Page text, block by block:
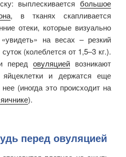
выплескивается большое
, в тканях скапливается
отеки, которые визуально
на весах – резкий
(колеблется от 1,5–3 кг.).
перед овуляциейвозникают
и держатся еще
(иногда это происходит на
).
перед овуляцией